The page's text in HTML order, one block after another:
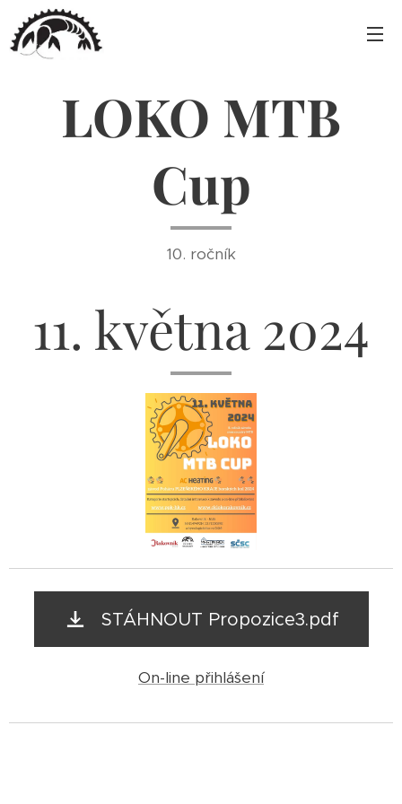
LOKO MTB
Cup
10. ročník
11. května 2024
STÁHNOUT Propozice3.pdf
On-line přihlášení